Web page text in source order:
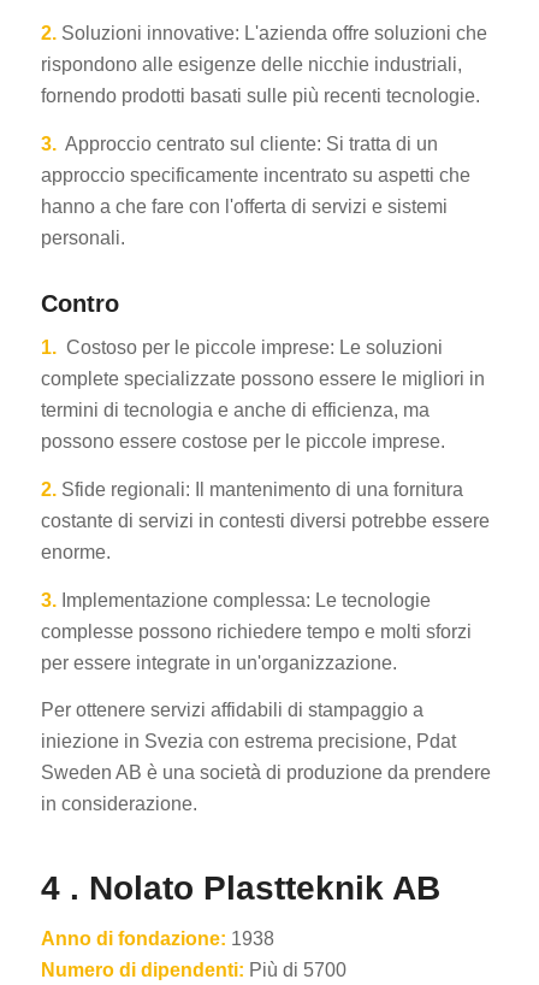
2.Soluzioni innovative: L'azienda offre soluzioni che
rispondono alle esigenze delle nicchie industriali,
fornendo prodotti basati sulle più recenti tecnologie.
3.Approccio centrato sul cliente: Si tratta di un
approccio specificamente incentrato su aspetti che
hanno a che fare con l'offerta di servizi e sistemi
personali.
Contro
1.Costoso per le piccole imprese: Le soluzioni
complete specializzate possono essere le migliori in
termini di tecnologia e anche di efficienza, ma
possono essere costose per le piccole imprese.
2.Sfide regionali: Il mantenimento di una fornitura
costante di servizi in contesti diversi potrebbe essere
enorme.
3.Implementazione complessa: Le tecnologie
complesse possono richiedere tempo e molti sforzi
per essere integrate in un'organizzazione.
Per ottenere servizi affidabili di stampaggio a
iniezione in Svezia con estrema precisione, Pdat
Sweden AB è una società di produzione da prendere
in considerazione.
4 . Nolato Plastteknik AB
Anno di fondazione: 1938
Numero di dipendenti: Più di 5700